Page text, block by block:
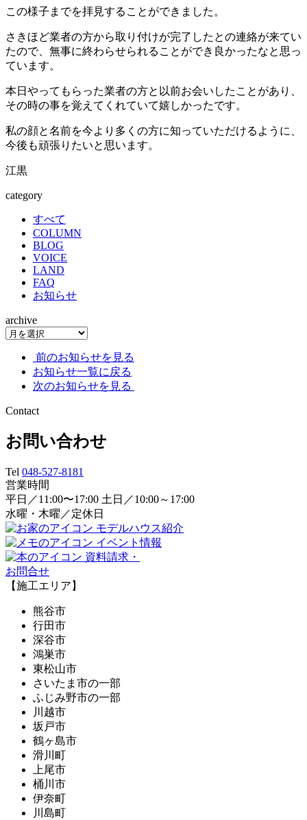
この様子までを拝見することができました。
さきほど業者の方から取り付けが完了したとの連絡が来てい
たので、無事に終わらせられることができ良かったなと思っ
ています。
本日やってもらった業者の方と以前お会いしたことがあり、
その時の事を覚えてくれていて嬉しかったです。
私の顔と名前を今より多くの方に知っていただけるように、
今後も頑張りたいと思います。
江黒
category
すべて
COLUMN
BLOG
VOICE
LAND
FAQ
お知らせ
archive
前のお知らせを見る
お知らせ一覧に戻る
次のお知らせを見る
Contact
お問い合わせ
Tel 048-527-8181
営業時間
平日／11:00〜17:00 土日／10:00～17:00
水曜・木曜／定休日
モデルハウス紹介
イベント情報
資料請求・
お問合せ
【施工エリア】
熊谷市
行田市
深谷市
鴻巣市
東松山市
さいたま市の一部
ふじみ野市の一部
川越市
坂戸市
鶴ヶ島市
滑川町
上尾市
桶川市
伊奈町
川島町